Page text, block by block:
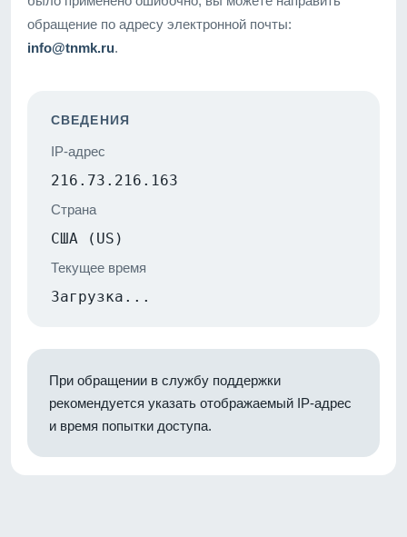
обращение по адресу электронной почты:
info@tnmk.ru.
СВЕДЕНИЯ
IP-адрес
216.73.216.163
Страна
США (US)
Текущее время
Загрузка...
При обращении в службу поддержки
рекомендуется указать отображаемый IP-адрес
и время попытки доступа.